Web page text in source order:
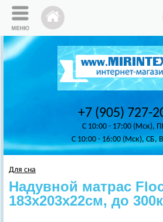
+7 (905) 727-
C 10:00 - 17:00 (Мск),
C 10:00 - 16:00 (Мск), СБ,
Для сна
Надувной матрас
183х203х22см, до